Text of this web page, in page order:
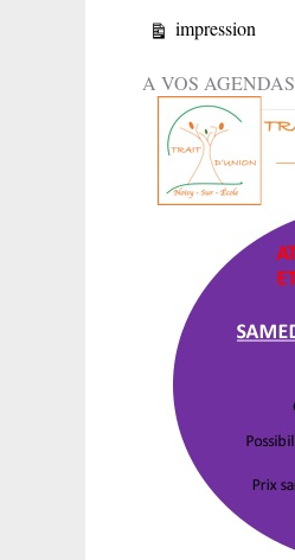
Vue
impression
A VOS AGENDAS